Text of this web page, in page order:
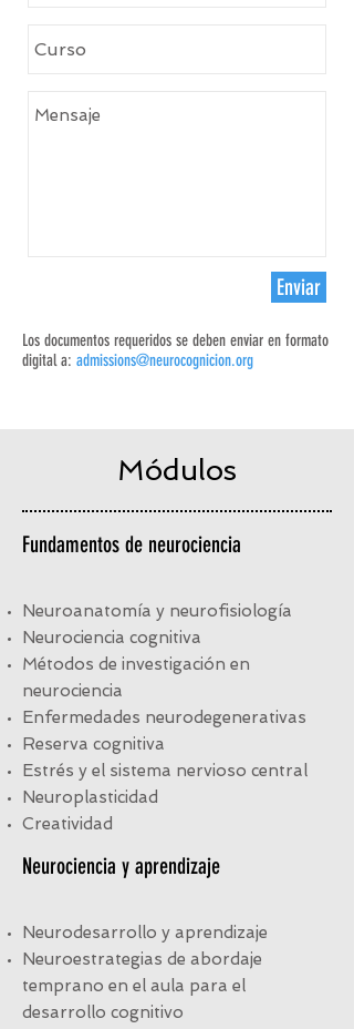
Enviar
Los documentos requeridos se deben enviar en formato
digital a: admissions@neurocognicion.org
Módulos
Fundamentos de neurociencia
Neuroanatomía y neurofisiología
Neurociencia cognitiva
Métodos de investigación en
neurociencia
Enfermedades neurodegenerativas
Reserva cognitiva
Estrés y el sistema nervioso central
Neuroplasticidad
Creatividad
Neurociencia y aprendizaje
Neurodesarrollo y aprendizaje
Neuroestrategias de abordaje
temprano en el aula para el
desarrollo cognitivo